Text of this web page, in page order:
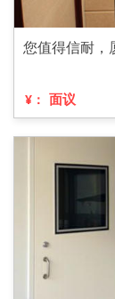
您值得信耐，
¥： 面议